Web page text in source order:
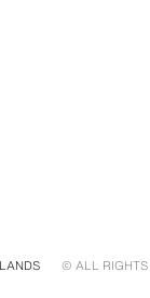
© ALL RIGHTS